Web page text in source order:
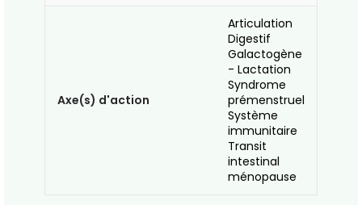
Axe(s) d'action
Articulation
Digestif
Galactogène
- Lactation
Syndrome
prémenstruel
Système
immunitaire
Transit
intestinal
ménopause